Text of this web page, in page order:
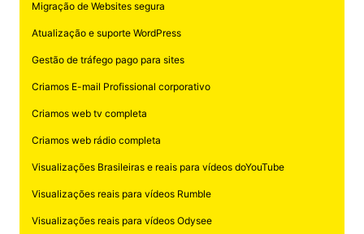
Migração de Websites segura
Atualização e suporte WordPress
Gestão de tráfego pago para sites
Criamos E-mail Profissional corporativo
Criamos web tv completa
Criamos web rádio completa
Visualizações Brasileiras e reais para vídeos doYouTube
Visualizações reais para vídeos Rumble
Visualizações reais para vídeos Odysee